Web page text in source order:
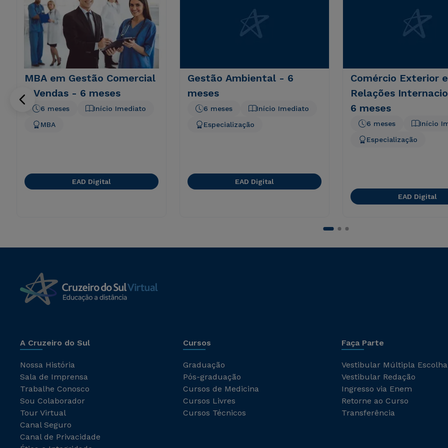
MBA em Gestão Comercial
e Vendas - 6 meses
Início Imediato
6 meses
MBA
EAD Digital
Gestão Ambiental - 6
meses
Início Imediato
6 meses
Especialização
EAD Digital
Comércio Exterior e
Relações
6 meses
Início
6 meses
Especialização
EAD Digital
A Cruzeiro do Sul
Nossa História
Sala de Imprensa
Trabalhe Conosco
Sou Colaborador
Tour Virtual
Canal Seguro
Canal de Privacidade
Cursos
Graduação
Pós-graduação
Cursos de Medicina
Cursos Livres
Cursos Técnicos
Faça Parte
Vestibular Múltipla Escolha
Vestibular Redação
Ingresso via Enem
Retorne ao Curso
Transferência